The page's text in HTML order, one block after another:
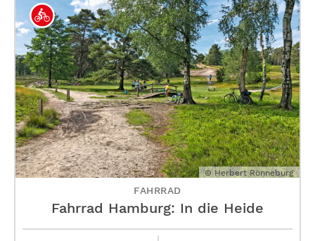
© Herbert Rönneburg
FAHRRAD
Fahrrad Hamburg: In die Heide